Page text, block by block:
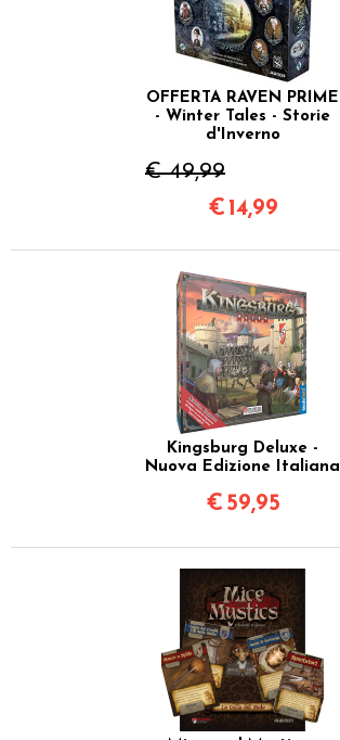
OFFERTA RAVEN PRIME
- Winter Tales - Storie
d'Inverno
€ 49,99
€ 14,99
Kingsburg Deluxe -
Nuova Edizione Italiana
€ 59,95